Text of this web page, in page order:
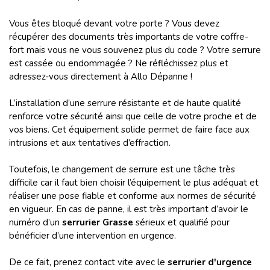
Vous êtes bloqué devant votre porte ? Vous devez
récupérer des documents très importants de votre coffre-
fort mais vous ne vous souvenez plus du code ? Votre serrure
est cassée ou endommagée ? Ne réfléchissez plus et
adressez-vous directement à Allo Dépanne !
L’installation d’une serrure résistante et de haute qualité
renforce votre sécurité ainsi que celle de votre proche et de
vos biens. Cet équipement solide permet de faire face aux
intrusions et aux tentatives d’effraction.
Toutefois, le changement de serrure est une tâche très
difficile car il faut bien choisir l’équipement le plus adéquat et
réaliser une pose fiable et conforme aux normes de sécurité
en vigueur. En cas de panne, il est très important d’avoir le
numéro d’un serrurier Grasse sérieux et qualifié pour
bénéficier d’une intervention en urgence.
De ce fait, prenez contact vite avec le serrurier d'urgence